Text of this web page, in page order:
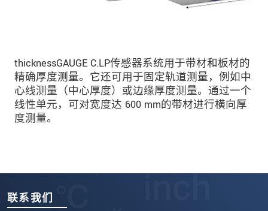
thicknessGAUGE C.LP传感器系统用于带材和板材的
精确厚度测量。它还可用于固定轨道测量，例如中
心线测量（中心厚度）或边缘厚度测量。通过一个
线性单元，可对宽度达 600 mm的带材进行横向厚
度测量。
联系我们